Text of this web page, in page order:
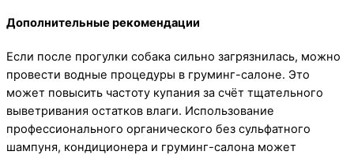
Дополнительные рекомендации
Если после прогулки собака сильно загрязнилась, можно
провести водные процедуры в груминг-салоне. Это
может повысить частоту купания за счёт тщательного
выветривания остатков влаги. Использование
профессионального органического без сульфатного
шампуня, кондиционера и груминг-салона может